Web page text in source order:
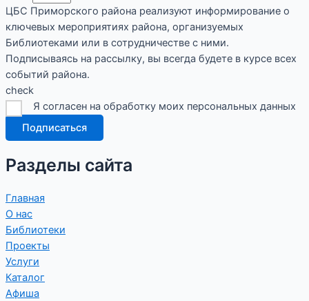
ЦБС Приморского района реализуют информирование о
ключевых мероприятиях района, организуемых
Библиотеками или в сотрудничестве с ними.
Подписываясь на рассылку, вы всегда будете в курсе всех
событий района.
check
Я согласен на обработку моих персональных данных
Подписаться
Разделы сайта
Главная
О нас
Библиотеки
Проекты
Услуги
Каталог
Афиша